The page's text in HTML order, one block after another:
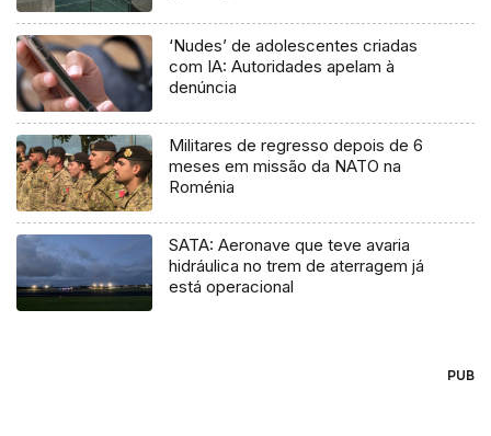
‘Nudes’ de adolescentes criadas
com IA: Autoridades apelam à
denúncia
Militares de regresso depois de 6
meses em missão da NATO na
Roménia
SATA: Aeronave que teve avaria
hidráulica no trem de aterragem já
está operacional
PUB